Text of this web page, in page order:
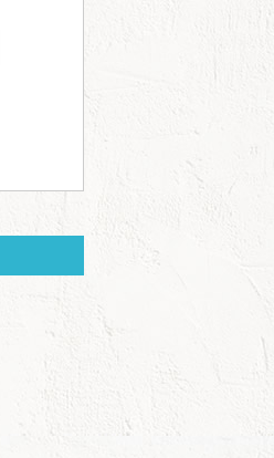
ート（M）